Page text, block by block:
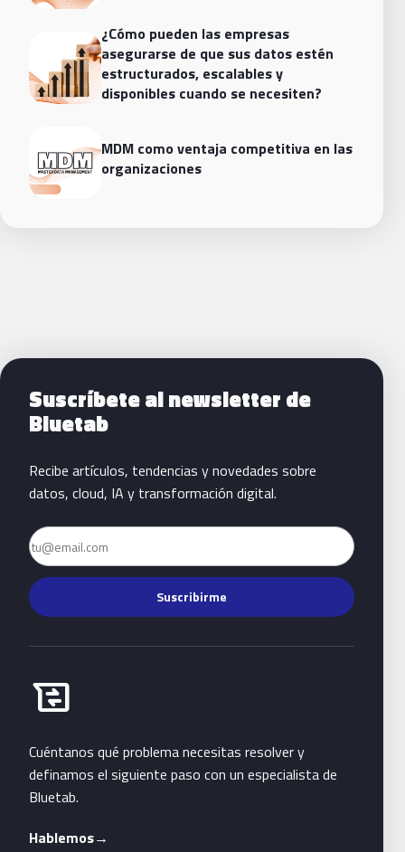
¿Cómo pueden las empresas
asegurarse de que sus datos estén
estructurados, escalables y
disponibles cuando se necesiten?
MDM como ventaja competitiva en las
organizaciones
Siguientes pasos con Bluetab
Suscríbete al newsletter de
Bluetab
Recibe artículos, tendencias y novedades sobre
datos, cloud, IA y transformación digital.
Email
Suscribirme
business_messages
Habla con Bluetab
Cuéntanos qué problema necesitas resolver y
definamos el siguiente paso con un especialista de
Bluetab.
Hablemos→